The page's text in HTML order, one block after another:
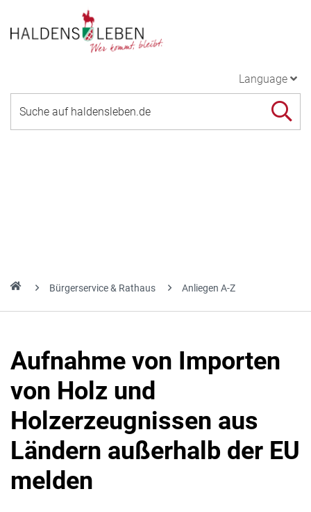
Language
Bürgerservice & Rathaus Anliegen A-Z
Aufnahme von Importen
von Holz und
Holzerzeugnissen aus
Ländern außerhalb der EU
melden